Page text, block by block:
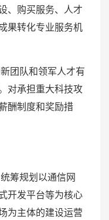
、购买服务、人才
果转化专业服务机
团队和领军人才有
对承担重大科技攻
酬制度和奖励措
筹规划以通信网
开发平台等为核心
为主体的建设运营